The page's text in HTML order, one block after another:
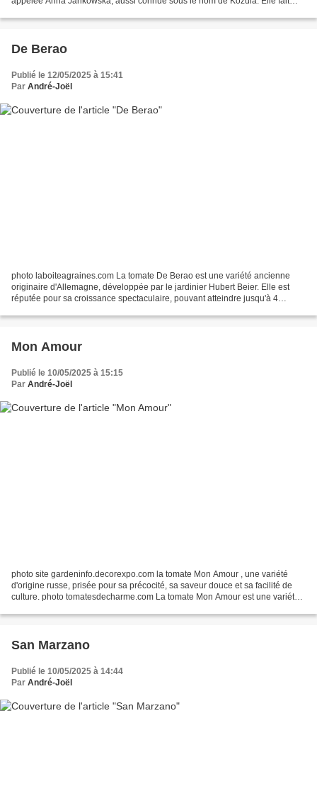
De Berao
Publié le 12/05/2025 à 15:41
Par André-Joël
photo laboiteagraines.com La tomate De Berao est une variété ancienne
originaire d'Allemagne, développée par le jardinier Hubert Beier. Elle est
réputée pour sa croissance spectaculaire, pouvant atteindre jusqu'à 4
Mon Amour
Publié le 10/05/2025 à 15:15
Par André-Joël
photo site gardeninfo.decorexpo.com la tomate Mon Amour , une variété
d'origine russe, prisée pour sa précocité, sa saveur douce et sa facilité de
culture. photo tomatesdecharme.com La tomate Mon Amour est une variété
San Marzano
Publié le 10/05/2025 à 14:44
Par André-Joël